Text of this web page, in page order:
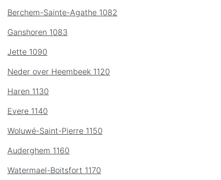
Berchem-Sainte-Agathe 1082
Ganshoren 1083
Jette 1090
Neder over Heembeek 1120
Haren 1130
Evere 1140
Woluwé-Saint-Pierre 1150
Auderghem 1160
Watermael-Boitsfort 1170